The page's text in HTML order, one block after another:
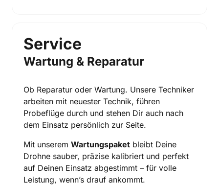
Service
Wartung & Reparatur
Ob Reparatur oder Wartung. Unsere Techniker
arbeiten mit neuester Technik, führen
Probeflüge durch und stehen Dir auch nach
dem Einsatz persönlich zur Seite.
Mit unserem Wartungspaket bleibt Deine
Drohne sauber, präzise kalibriert und perfekt
auf Deinen Einsatz abgestimmt – für volle
Leistung, wenn’s drauf ankommt.